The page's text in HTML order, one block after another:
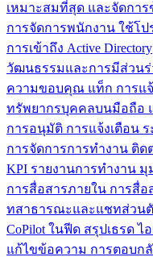
เหมาะสมที่สุด และจัดกา
การจัดการพนักงาน ใช้โป
การเข้าถึง Active Directory
วัฒนธรรมและการมีส่วนร่
ความขอบคุณ แท็ก การแ
ทรัพยากรบุคคลบนมือถือ
การอนุมัติ การแจ้งเตือน ร
การจัดการการทำงาน ติด
KPI รายงานการทำงาน
การสื่อสารภายใน การสื่อ
ทสาธารณะและแชทส่วน
CoPilot ในฟีด สรุปเธรด ไ
แก้ไขข้อความ การตอบก